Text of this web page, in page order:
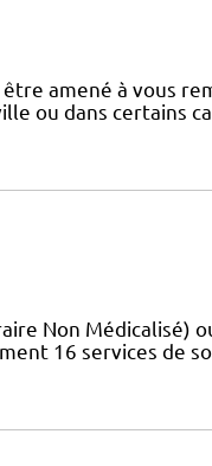
amené à vous
ou dans certains
Non Médicalisé)​​​​​​
16 services de